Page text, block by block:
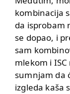
kombinacija
da isprobam
se dopao, i
sam
mlekom i
sumnjam da
izgleda kaša